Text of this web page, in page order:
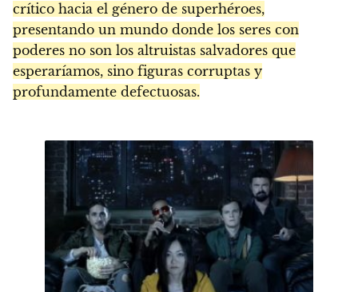
crítico hacia el género de superhéroes,
presentando un mundo donde los seres con
poderes no son los altruistas salvadores que
esperaríamos, sino figuras corruptas y
profundamente defectuosas.